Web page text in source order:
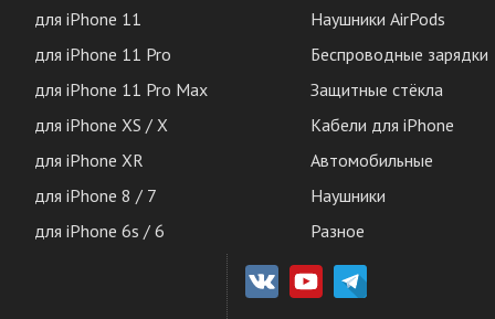
для iPhone 11
для iPhone 11 Pro
для iPhone 11 Pro Max
для iPhone XS / X
для iPhone XR
для iPhone 8 / 7
для iPhone 6s / 6
Наушники AirPods
Беспроводные зарядки
Защитные стёкла
Кабели для iPhone
Автомобильные
Наушники
Разное